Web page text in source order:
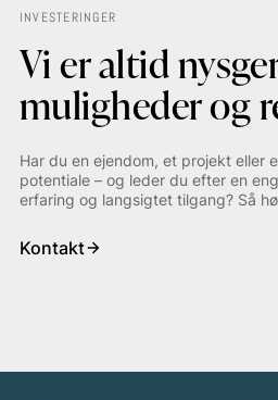
INVESTERINGER
Vi er altid
muligheder og
Har du en ejendom, et projekt eller
potentiale – og leder du efter en
erfaring og langsigtet tilgang? Så
Kontakt